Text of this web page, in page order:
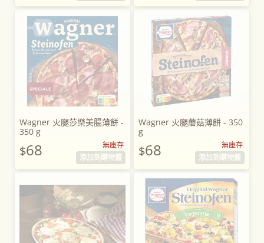
Wagner 火腿莎樂美腸薄餅 -
350 g
$68
無庫存
添加到購物籃
Wagner 火腿蘑菇薄餅 - 350
g
$68
無庫存
添加到購物籃